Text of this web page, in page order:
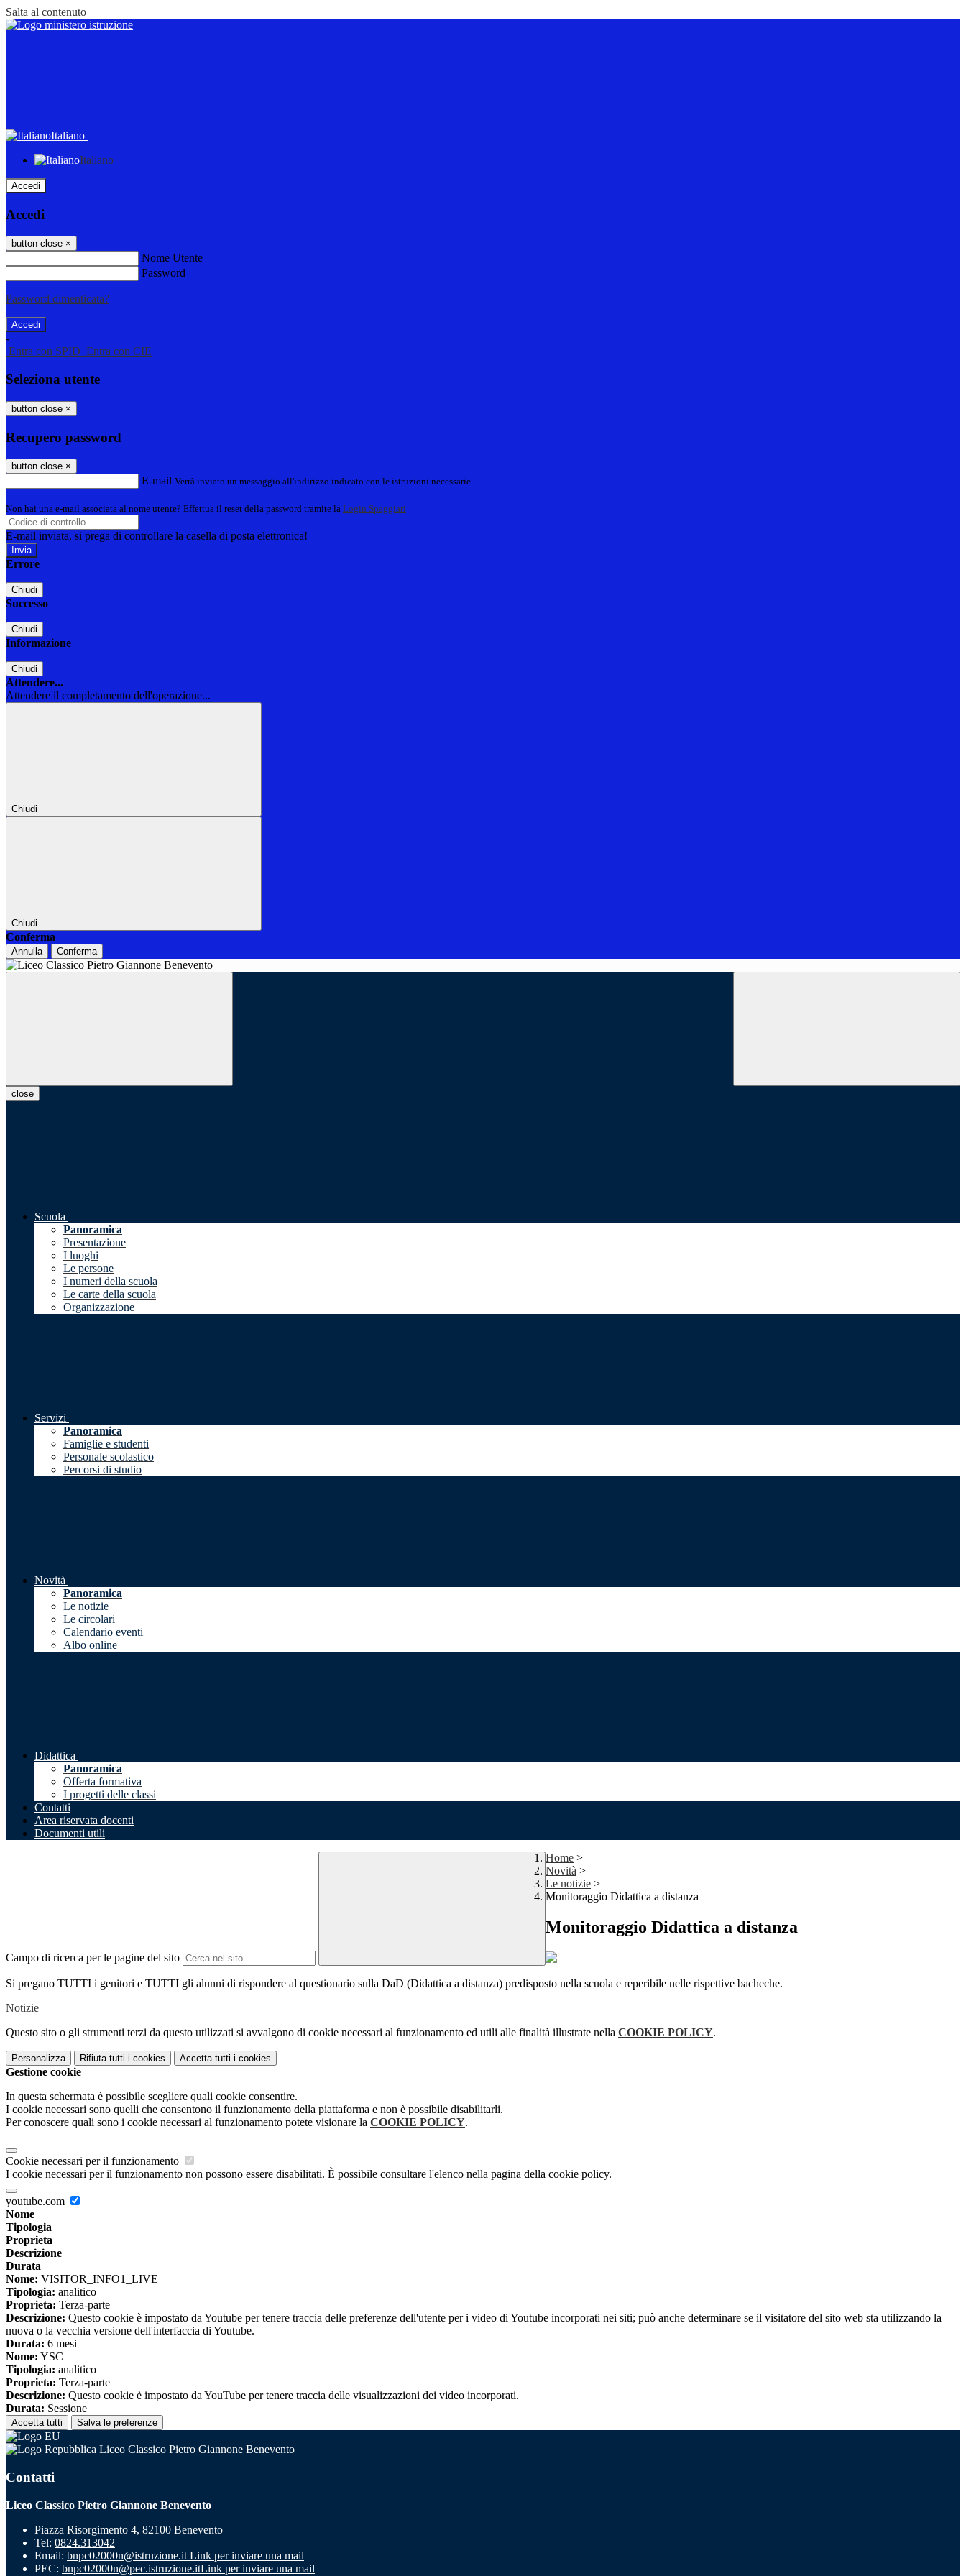
Salta al contenuto
Italiano
Italiano
Accedi
Accedi
button close ×
Nome Utente
Password
Password dimenticata?
-
Entra con SPID Entra con CIE
Seleziona utente
button close ×
Recupero password
button close ×
E-mail Verrà inviato un messaggio all'indirizzo indicato con le istruzioni necessarie.
Non hai una e-mail associata al nome utente? Effettua il reset della password tramite la Login Spaggiari
E-mail inviata, si prega di controllare la casella di posta elettronica!
Errore
Chiudi
Successo
Chiudi
Informazione
Chiudi
Attendere...
Attendere il completamento dell'operazione...
Chiudi
Chiudi
Conferma
Annulla Conferma
close
Scuola
Panoramica
Presentazione
I luoghi
Le persone
I numeri della scuola
Le carte della scuola
Organizzazione
Servizi
Panoramica
Famiglie e studenti
Personale scolastico
Percorsi di studio
Novità
Panoramica
Le notizie
Le circolari
Calendario eventi
Albo online
Didattica
Panoramica
Offerta formativa
I progetti delle classi
Contatti
Area riservata docenti
Documenti utili
Campo di ricerca per le pagine del sito
Home >
Novità >
Le notizie >
Monitoraggio Didattica a distanza
Monitoraggio Didattica a distanza
Si pregano TUTTI i genitori e TUTTI gli alunni di rispondere al questionario sulla DaD (Didattica a distanza) predisposto nella scuola e reperibile nelle rispettive bacheche.
Notizie
Questo sito o gli strumenti terzi da questo utilizzati si avvalgono di cookie necessari al funzionamento ed utili alle finalità illustrate nella COOKIE POLICY.
Personalizza Rifiuta tutti i cookies Accetta tutti i cookies
Gestione cookie
In questa schermata è possibile scegliere quali cookie consentire.
I cookie necessari sono quelli che consentono il funzionamento della piattaforma e non è possibile disabilitarli.
Per conoscere quali sono i cookie necessari al funzionamento potete visionare la COOKIE POLICY.
Cookie necessari per il funzionamento
I cookie necessari per il funzionamento non possono essere disabilitati. È possibile consultare l'elenco nella pagina della cookie policy.
youtube.com
Nome
Tipologia
Proprieta
Descrizione
Durata
Nome: VISITOR_INFO1_LIVE
Tipologia: analitico
Proprieta: Terza-parte
Descrizione: Questo cookie è impostato da Youtube per tenere traccia delle preferenze dell'utente per i video di Youtube incorporati nei siti; può anche determinare se il visitatore del sito web sta utilizzando la
nuova o la vecchia versione dell'interfaccia di Youtube.
Durata: 6 mesi
Nome: YSC
Tipologia: analitico
Proprieta: Terza-parte
Descrizione: Questo cookie è impostato da YouTube per tenere traccia delle visualizzazioni dei video incorporati.
Durata: Sessione
Accetta tutti Salva le preferenze
Liceo Classico Pietro Giannone Benevento
Contatti
Liceo Classico Pietro Giannone Benevento
Piazza Risorgimento 4, 82100 Benevento
Tel: 0824.313042
Email: bnpc02000n@istruzione.it Link per inviare una mail
PEC: bnpc02000n@pec.istruzione.itLink per inviare una mail